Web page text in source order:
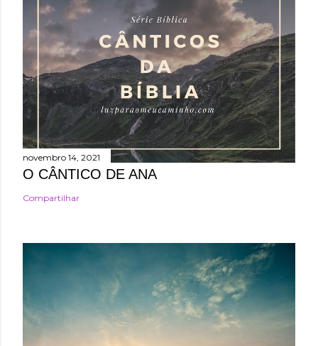
novembro 14, 2021
O CÂNTICO DE ANA
Compartilhar